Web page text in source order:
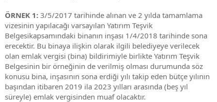
ÖRNEK 1: 3/5/2017 tarihinde alınan ve 2 yılda tamamlama
vizesinin yapılacağı varsayılan Yatırım Teşvik
Belgesikapsamındaki binanın inşası 1/4/2018 tarihinde sona
erecektir. Bu binaya ilişkin olarak ilgili belediyeye verilecek
olan emlak vergisi (bina) bildirimiyle birlikte Yatırım Teşvik
Belgesinin bir örneğinin de verilmiş olması durumunda söz
konusu bina, inşasının sona erdiği yılı takip eden bütçe yılının
başından itibaren 2019 ila 2023 yılları arasında (beş yıl
süreyle) emlak vergisinden muaf olacaktır.